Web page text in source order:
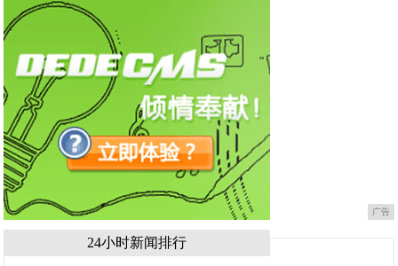
广告
24小时新闻排行